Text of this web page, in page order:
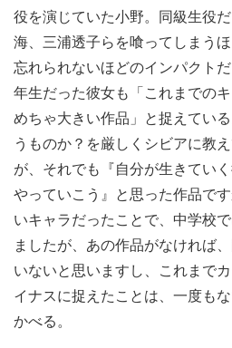
役を演じていた小野。同級生役
海、三浦透子らを喰ってしまう
忘れられないほどのインパクト
年生だった彼女も「これまでの
めちゃ大きい作品」と捉えてい
うものか？を厳しくシビアに教
が、それでも『自分が生きてい
やっていこう』と思った作品で
いキャラだったことで、中学校
ましたが、あの作品がなければ
いないと思いますし、これまで
イナスに捉えたことは、一度も
かべる。